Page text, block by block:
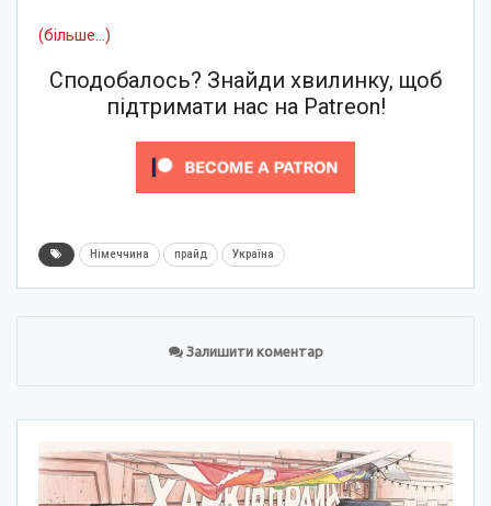
(більше…)
Сподобалось? Знайди хвилинку, щоб
підтримати нас на Patreon!
Німеччина прайд Україна
Залишити коментар